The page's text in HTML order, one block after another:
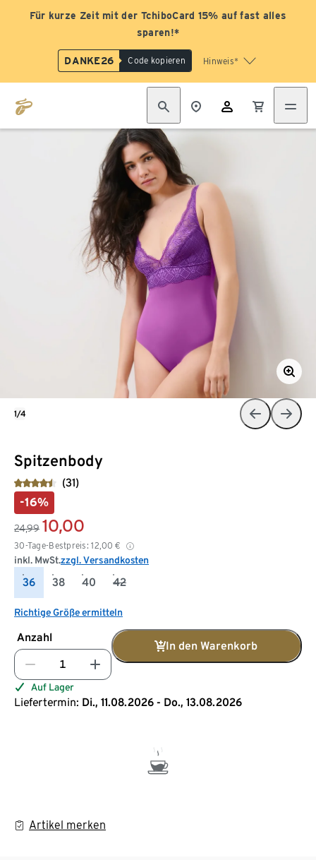
Für kurze Zeit mit der TchiboCard 15% auf fast alles
sparen!*
DANKE26 Code kopieren Hinweis*
Spitzenbody
(31)
-16%
24,99 10,00
30-Tage-Bestpreis: 12,00 €
inkl. MwSt.zzgl. Versandkosten
36 38 40 42
Richtige Größe ermitteln
Anzahl
In den Warenkorb
Auf Lager
Liefertermin: Di., 11.08.2026 - Do., 13.08.2026
Artikel merken
1/4